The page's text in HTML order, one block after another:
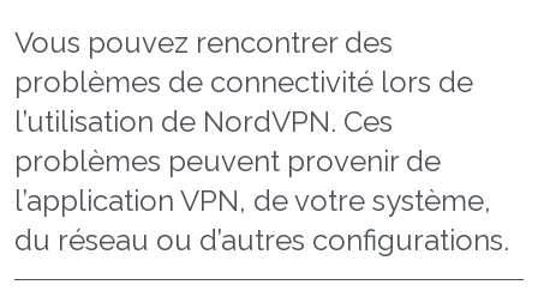
Vous pouvez rencontrer des
problèmes de connectivité lors de
l’utilisation de NordVPN. Ces
problèmes peuvent provenir de
l’application VPN, de votre système,
du réseau ou d’autres configurations.